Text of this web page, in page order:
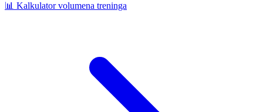
📊 Kalkulator volumena treninga